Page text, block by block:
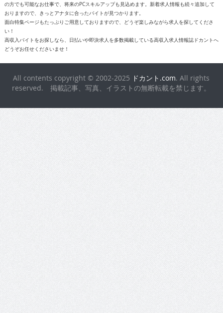
の方でも可能なお仕事で、将来のPCスキルアップも見込めます。新着求人情報も続々追加して
おりますので、きっとアナタに合ったバイトが見つかります。
面白特集ページもたっぷりご用意しておりますので、どうぞ楽しみながら求人を探してくださ
い！
高収入バイトをお探しなら、日払いや即決求人を多数掲載している高収入求人情報誌ドカントへ
どうぞお任せくださいませ！
All contents copyright © 2002-2025 ドカント.com. All rights
reserved. 掲載記事、写真、イラストの無断転載を禁じます。